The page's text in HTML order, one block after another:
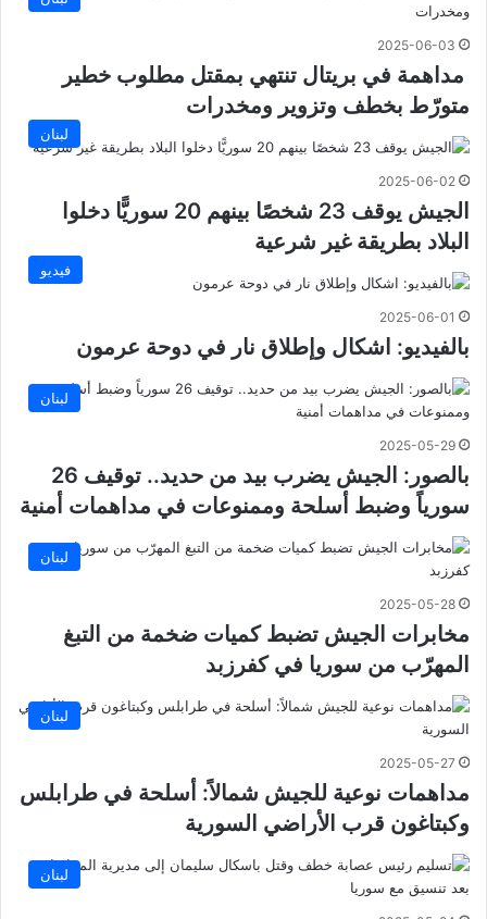
2025-06-03
مداهمة في بريتال تنتهي بمقتل مطلوب خطير
متورّط بخطف وتزوير ومخدرات
لبنان
2025-06-02
الجيش يوقف 23 شخصًا بينهم 20 سوريًّا دخلوا
البلاد بطريقة غير شرعية
فيديو
2025-06-01
بالفيديو: اشكال وإطلاق نار في دوحة عرمون
لبنان
2025-05-29
بالصور: الجيش يضرب بيد من حديد.. توقيف 26
سورياً وضبط أسلحة وممنوعات في مداهمات أمنية
لبنان
2025-05-28
مخابرات الجيش تضبط كميات ضخمة من التبغ
المهرّب من سوريا في كفرزبد
لبنان
2025-05-27
مداهمات نوعية للجيش شمالاً: أسلحة في طرابلس
وكبتاغون قرب الأراضي السورية
لبنان